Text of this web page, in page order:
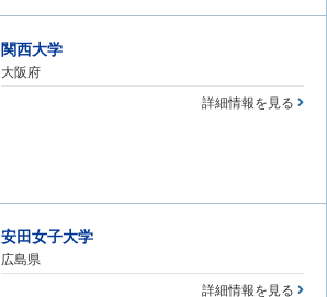
関西大学
大阪府
詳細情報を見る
安田女子大学
広島県
詳細情報を見る